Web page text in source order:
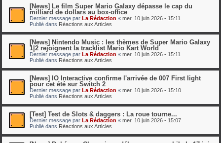
[News] Le film Super Mario Galaxy dépasse le cap du
milliard de dollars au box-office
Dernier message par La Rédaction « mer. 10 juin 2026 - 15:11
Publié dans Réactions aux Articles
[News] Nintendo Music : les thèmes de Super Mario Galaxy
1|2 rejoignent la tracklist Mario Kart World
Dernier message par La Rédaction « mer. 10 juin 2026 - 15:11
Publié dans Réactions aux Articles
[News] IO Interactive confirme l'arrivée de 007 First light
pour cet été sur Switch 2
Dernier message par La Rédaction « mer. 10 juin 2026 - 15:10
Publié dans Réactions aux Articles
[Test] Test de Slots & daggers : La roue tourne...
Dernier message par La Rédaction « mer. 10 juin 2026 - 15:07
Publié dans Réactions aux Articles